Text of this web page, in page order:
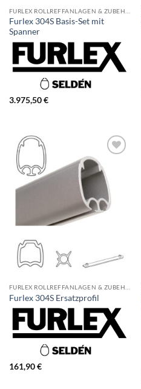
Furlex 304S Basis-Set mit
Spanner
3.975,50€
Furlex 304S Ersatzprofil
161,90€